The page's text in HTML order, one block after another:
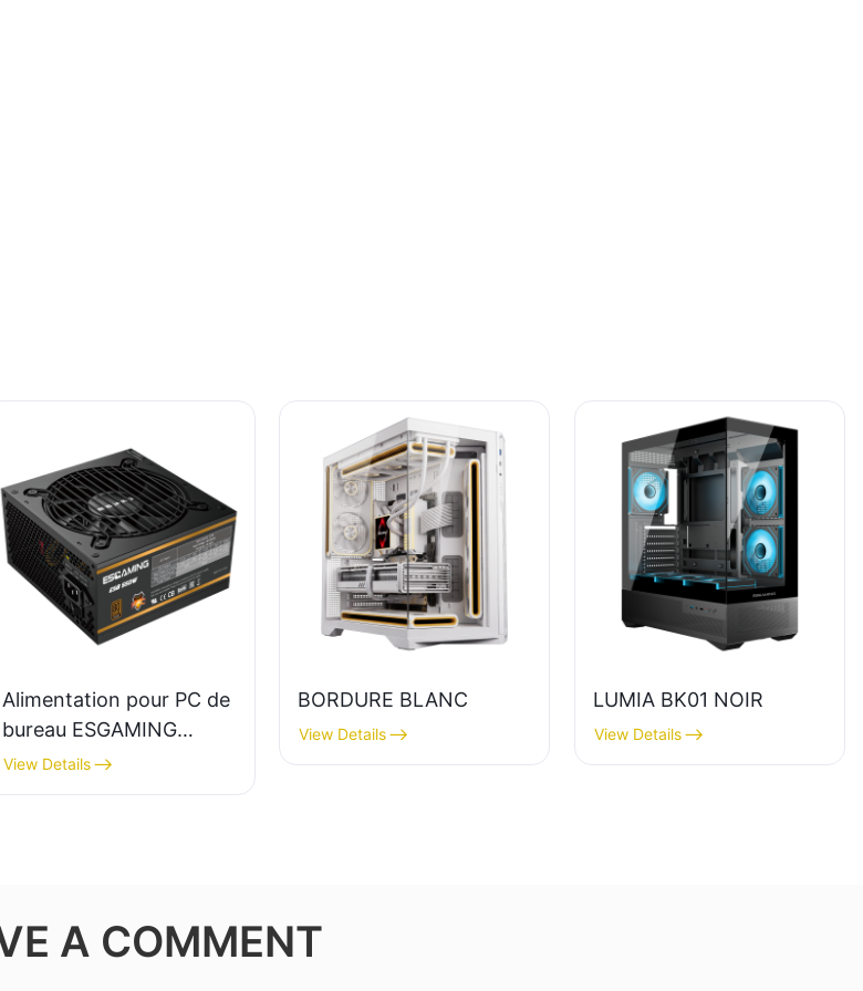
Alimentation pour PC de
bureau ESGAMING
550W haute qualité,
rendement 85%,
View Details
BORDURE BLANC
View Details
LUMIA BK01 NOIR
View Details
A COMMENT